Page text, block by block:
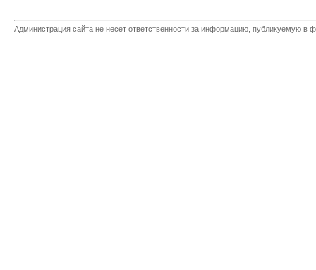
Администрация сайта не несет ответственности за информацию, публикуемую